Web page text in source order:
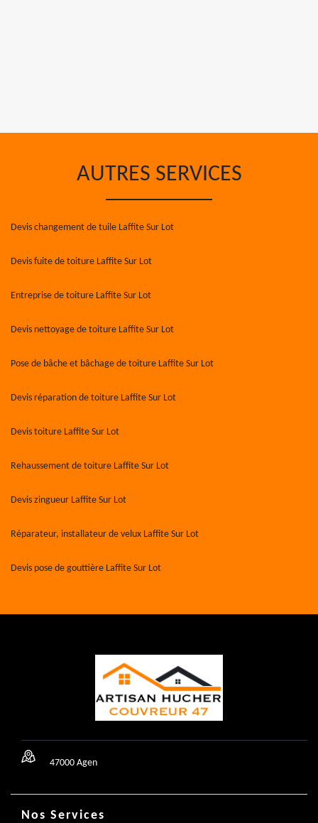
AUTRES SERVICES
Devis changement de tuile Laffite Sur Lot
Devis fuite de toiture Laffite Sur Lot
Entreprise de toiture Laffite Sur Lot
Devis nettoyage de toiture Laffite Sur Lot
Pose de bâche et bâchage de toiture Laffite Sur Lot
Devis réparation de toiture Laffite Sur Lot
Devis toiture Laffite Sur Lot
Rehaussement de toiture Laffite Sur Lot
Devis zingueur Laffite Sur Lot
Réparateur, installateur de velux Laffite Sur Lot
Devis pose de gouttière Laffite Sur Lot
47000 Agen
Nos Services